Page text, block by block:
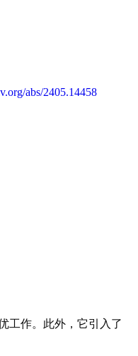
abs/2405.14458
工作。此外，它引入了